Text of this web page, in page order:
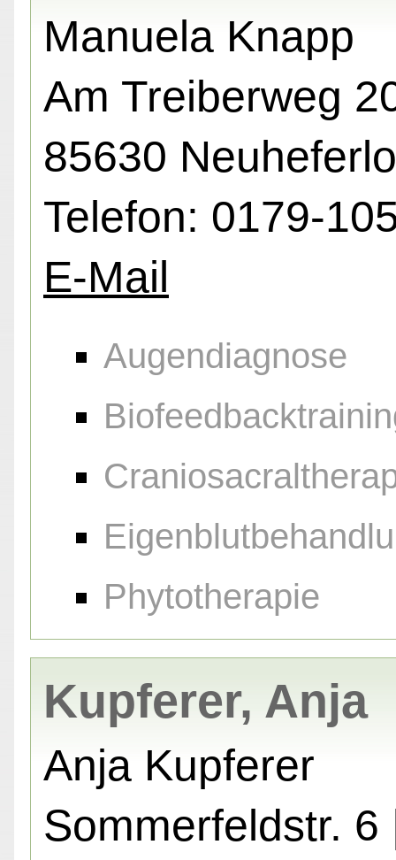
Manuela Knapp
Am Treiberweg
85630
Telefon: 0179-
E-Mail
Augendiagnose
Phytotherapie
Kupferer, Anja
Anja Kupferer
Sommerfeldstr. 6